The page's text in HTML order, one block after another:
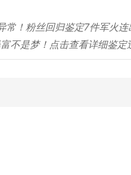
常！粉丝回归鉴定7件军火
不是梦！点击查看详细鉴定